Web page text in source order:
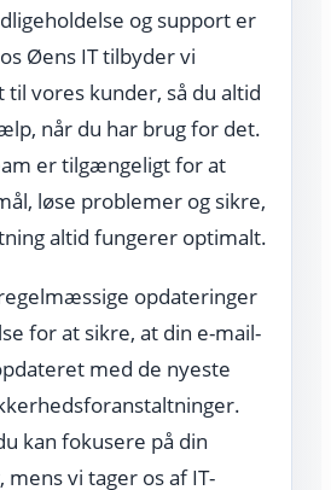
og support er
Øens IT tilbyder vi
vores kunder, så du altid
når du har brug for det.
er tilgængeligt for at
løse problemer og sikre,
altid fungerer optimalt.
opdateringer
for at sikre, at din e-mail-
med de nyeste
kan fokusere på din
vi tager os af IT-